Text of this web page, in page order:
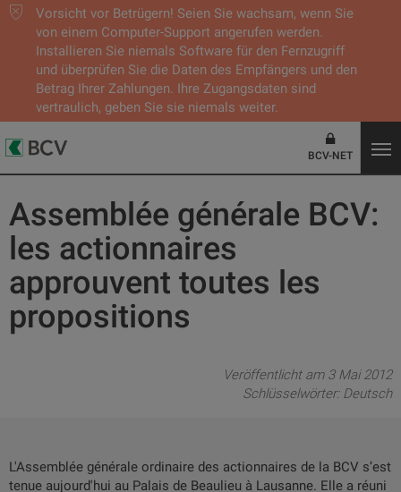
Vorsicht vor Betrügern! Seien Sie wachsam, wenn Sie
von einem Computer-Support angerufen werden.
Installieren Sie niemals Software für den Fernzugriff
und überprüfen Sie die Daten des Empfängers und den
Betrag Ihrer Zahlungen. Ihre Zugangsdaten sind
vertraulich, geben Sie sie niemals weiter.
BCV-NET
Assemblée générale BCV:
les actionnaires
approuvent toutes les
propositions
Veröffentlicht am 3 Mai 2012
Schlüsselwörter: Deutsch
L'Assemblée générale ordinaire des actionnaires de la BCV s’est
tenue aujourd'hui au Palais de Beaulieu à Lausanne. Elle a réuni